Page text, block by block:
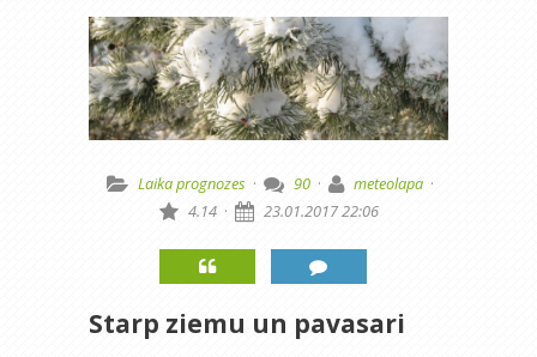
Laika prognozes · 90 · meteolapa ·
4.14 · 23.01.2017 22:06
Starp ziemu un pavasari